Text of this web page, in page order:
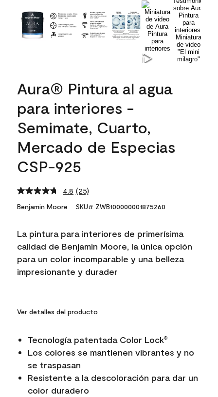
Aura® Pintura al agua
para interiores -
Semimate, Cuarto,
Mercado de Especias
CSP-925
4.8 Read
25
Reviews.
link.
(25)
Benjamin Moore SKU# ZWB100000001875260
La pintura para interiores de primerísima
calidad de Benjamin Moore, la única opción
para un color incomparable y una belleza
impresionante y durader
Ver detalles del producto
Tecnología patentada Color Lock®
Los colores se mantienen vibrantes y no
se traspasan
Resistente a la descoloración para dar un
color duradero